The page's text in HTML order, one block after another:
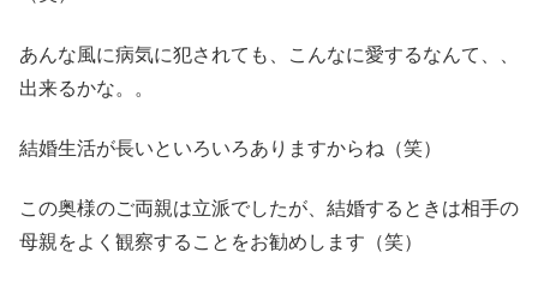
あんな風に病気に犯されても、こんなに愛するなんて、、
出来るかな。。
結婚生活が長いといろいろありますからね（笑）
この奥様のご両親は立派でしたが、結婚するときは相手の
母親をよく観察することをお勧めします（笑）